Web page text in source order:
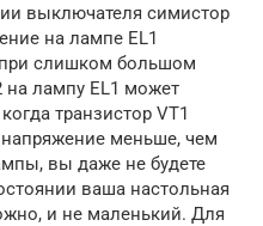
выключателя симистор
на лампе EL1
при слишком большом
на лампу EL1 может
транзистор VT1
меньше, чем
вы даже не будете
ваша настольная
и не маленький. Для